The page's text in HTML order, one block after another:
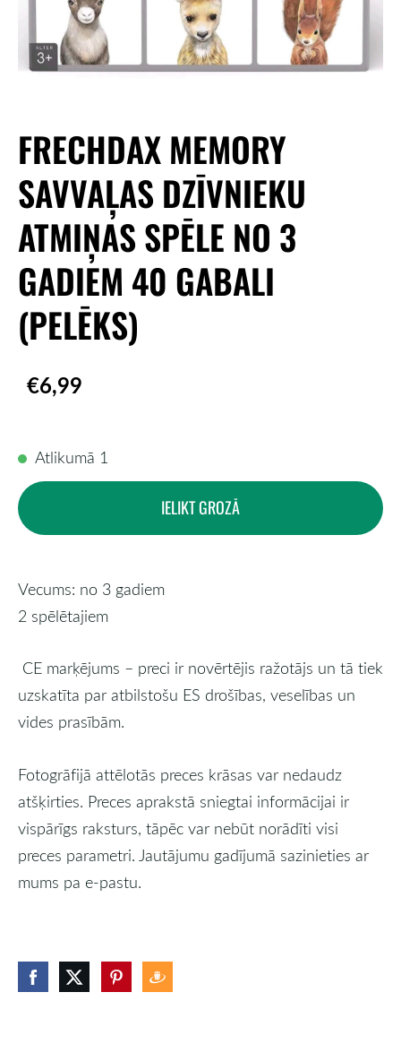
FRECHDAX MEMORY
SAVVAĻAS DZĪVNIEKU
ATMIŅAS SPĒLE NO 3
GADIEM 40 GABALI
(PELĒKS)
€6,99
Atlikumā 1
IELIKT GROZĀ
Vecums: no 3 gadiem
2 spēlētajiem
CE marķējums – preci ir novērtējis ražotājs un tā tiek
uzskatīta par atbilstošu ES drošības, veselības un
vides prasībām.
Fotogrāfijā attēlotās preces krāsas var nedaudz
atšķirties. Preces aprakstā sniegtai informācijai ir
vispārīgs raksturs, tāpēc var nebūt norādīti visi
preces parametri. Jautājumu gadījumā sazinieties ar
mums pa e-pastu.